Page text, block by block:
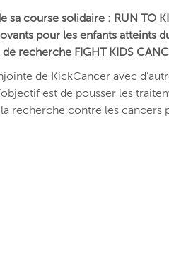
course solidaire : RUN TO
pour les enfants atteints
recherche FIGHT KIDS
de KickCancer avec
est de pousser les
recherche contre les cancers